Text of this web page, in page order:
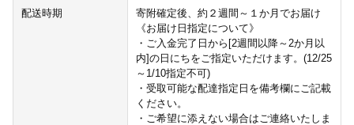
配送時期
寄附確定後、約２週間～１か月でお届け
《お届け日指定について》
・ご入金完了日から[2週間以降～2か月以
内]の日にちをご指定いただけます。(12/25
～1/10指定不可)
・受取可能な配達指定日を備考欄にご記載
ください。
・ご希望に添えない場合はご連絡いたしま